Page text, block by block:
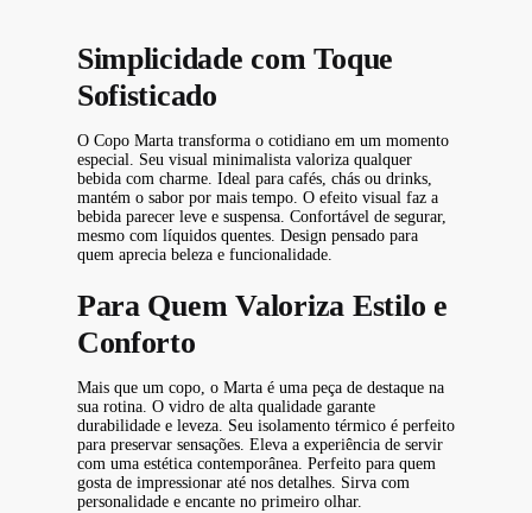
Simplicidade com Toque
Sofisticado
O Copo Marta transforma o cotidiano em um momento
especial. Seu visual minimalista valoriza qualquer
bebida com charme. Ideal para cafés, chás ou drinks,
mantém o sabor por mais tempo. O efeito visual faz a
bebida parecer leve e suspensa. Confortável de segurar,
mesmo com líquidos quentes. Design pensado para
quem aprecia beleza e funcionalidade.
Para Quem Valoriza Estilo e
Conforto
Mais que um copo, o Marta é uma peça de destaque na
sua rotina. O vidro de alta qualidade garante
durabilidade e leveza. Seu isolamento térmico é perfeito
para preservar sensações. Eleva a experiência de servir
com uma estética contemporânea. Perfeito para quem
gosta de impressionar até nos detalhes. Sirva com
personalidade e encante no primeiro olhar.